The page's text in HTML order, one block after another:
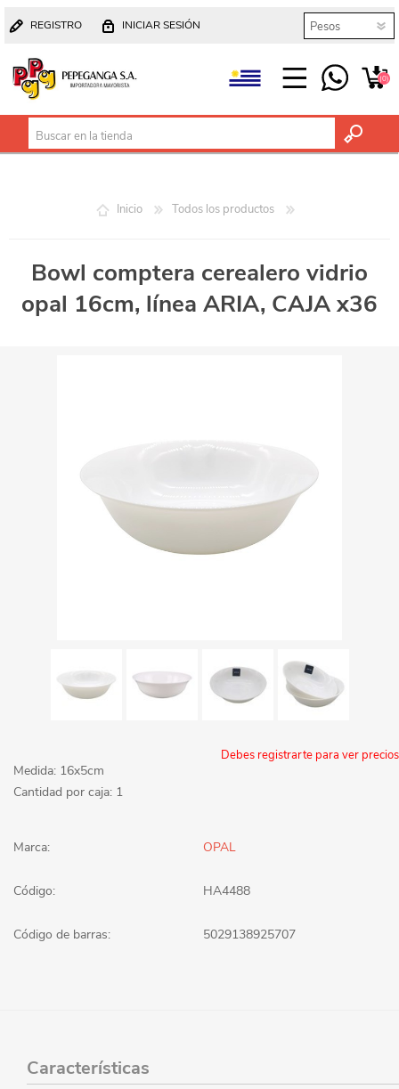
REGISTRO INICIAR SESIÓN
(0)
Inicio Todos los productos
Bowl comptera cerealero vidrio
opal 16cm, línea ARIA, CAJA x36
Debes registrarte para ver precios
Medida: 16x5cm
Cantidad por caja: 1
Marca: OPAL
Código: HA4488
Código de barras: 5029138925707
Características